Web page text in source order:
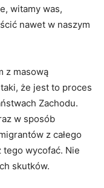
witamy was,
nawet w naszym
z masową
że jest to proces
Zachodu.
w sposób
z całego
tego wycofać. Nie
skutków.